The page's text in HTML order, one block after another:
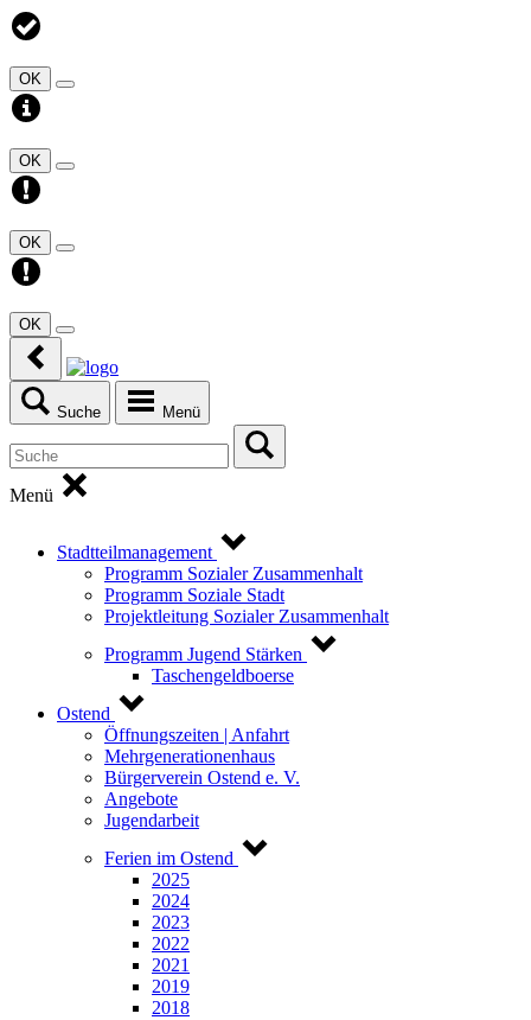
OK
OK
OK
OK
Suche Menü
Menü
Stadtteilmanagement
Programm Sozialer Zusammenhalt
Programm Soziale Stadt
Projektleitung Sozialer Zusammenhalt
Programm Jugend Stärken
Taschengeldboerse
Ostend
Öffnungszeiten | Anfahrt
Mehrgenerationenhaus
Bürgerverein Ostend e. V.
Angebote
Jugendarbeit
Ferien im Ostend
2025
2024
2023
2022
2021
2019
2018